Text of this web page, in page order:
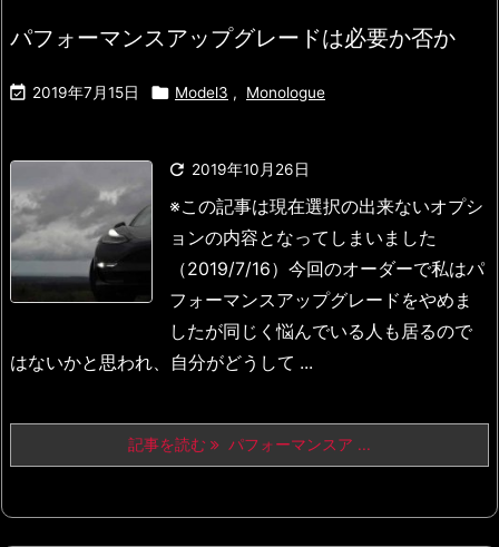
パフォーマンスアップグレードは必要か否か
 2019年7月15日  Model3 , Monologue
 2019年10月26日
※この記事は現在選択の出来ないオプシ
ョンの内容となってしまいました
（2019/7/16） 今回のオーダーで私はパ
フォーマンスアップグレードをやめま
したが同じく悩んでいる人も居るので
はないかと思われ、自分がどうして ...
記事を読む パフォーマンスア ...